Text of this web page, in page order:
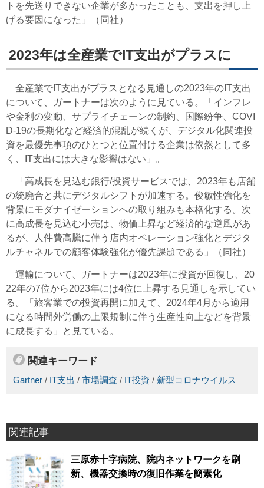
トを先送りできない企業が多かったことも、支出を押し上
げる要因になった」（同社）
2023年は全産業でIT支出がプラスに
全産業でIT支出がプラスとなる見通しの2023年のIT支出
について、ガートナーは次のように見ている。「インフレ
や金利の変動、サプライチェーンの制約、国際紛争、COVI
D-19の長期化など経済的混乱が続くが、デジタル化関連投
資を最優先事項のひとつと位置付ける企業は依然として多
く、IT支出には大きな影響はない」。
「高成長を見込む銀行/投資サービスでは、2023年も店舗
の統廃合と共にデジタルシフトが加速する。俊敏性強化を
背景にモダナイゼーションへの取り組みも本格化する。次
に高成長を見込む小売は、物価上昇など経済的な逆風があ
るが、人件費高騰に伴う店内オペレーション強化とデジタ
ルチャネルでの顧客体験強化が優先課題である」（同社）
運輸について、ガートナーは2023年に投資が回復し、20
22年の7位から2023年には4位に上昇する見通しを示してい
る。「旅客業での投資再開に加えて、2024年4月から適用
になる時間外労働の上限規制に伴う生産性向上などを背景
に成長する」と見ている。
関連キーワード
Gartner / IT支出 / 市場調査 / IT投資 / 新型コロナウイルス
関連記事
三原赤十字病院、院内ネットワークを刷
新、機器交換時の復旧作業を簡素化